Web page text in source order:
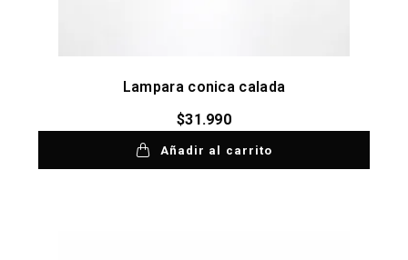
Lampara conica calada
$31.990
Añadir al carrito